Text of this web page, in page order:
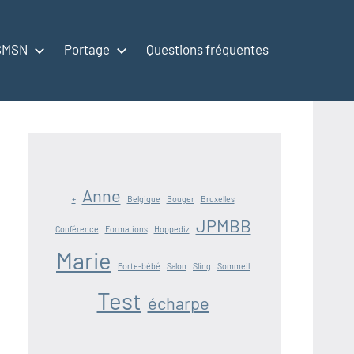
Portage Questions fréquentes
+ Anne Belgique Bouger Bruxelles
Conférence Formations Hoppediz JPMBB
Marie Porte-bébé Salon Sling Sommeil
Test écharpe